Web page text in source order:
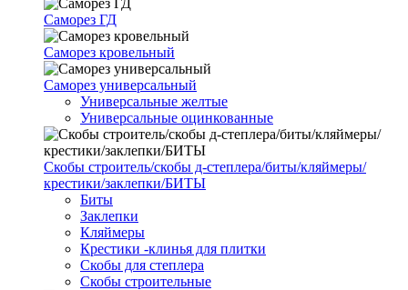
Саморез ГД
Саморез кровельный
Саморез универсальный
Универсальные желтые
Универсальные оцинкованные
Скобы строитель/скобы д-степлера/биты/кляймеры/
крестики/заклепки/БИТЫ
Биты
Заклепки
Кляймеры
Крестики -клинья для плитки
Скобы для степлера
Скобы строительные